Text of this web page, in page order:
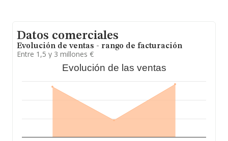
Datos comerciales
Evolución de ventas - rango de facturación
Entre 1,5 y 3 millones €
Evolución de las ventas